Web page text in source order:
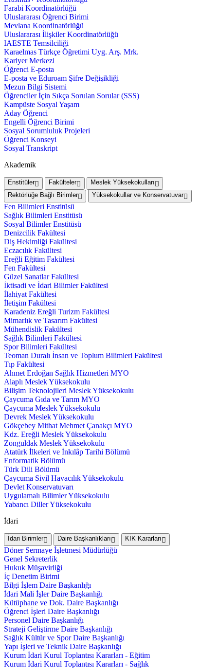
Farabi Koordinatörlüğü
Uluslararası Öğrenci Birimi
Mevlana Koordinatörlüğü
Uluslararası İlişkiler Koordinatörlüğü
IAESTE Temsilciliği
Karaelmas Türkçe Öğretimi Uyg. Arş. Mrk.
Kariyer Merkezi
Öğrenci E-posta
E-posta ve Eduroam Şifre Değişikliği
Mezun Bilgi Sistemi
Öğrenciler İçin Sıkça Sorulan Sorular (SSS)
Kampüste Sosyal Yaşam
Aday Öğrenci
Engelli Öğrenci Birimi
Sosyal Sorumluluk Projeleri
Öğrenci Konseyi
Sosyal Transkript
Akademik
Enstitüler Fakülteler
Meslek Yüksekokulları
Rektörlüğe Bağlı Birimler
Yüksekokullar ve Konservatuvar
Fen Bilimleri Enstitüsü
Sağlık Bilimleri Enstitüsü
Sosyal Bilimler Enstitüsü
Denizcilik Fakültesi
Diş Hekimliği Fakültesi
Eczacılık Fakültesi
Ereğli Eğitim Fakültesi
Fen Fakültesi
Güzel Sanatlar Fakültesi
İktisadi ve İdari Bilimler Fakültesi
İlahiyat Fakültesi
İletişim Fakültesi
Karadeniz Ereğli Turizm Fakültesi
Mimarlık ve Tasarım Fakültesi
Mühendislik Fakültesi
Sağlık Bilimleri Fakültesi
Spor Bilimleri Fakültesi
Teoman Duralı İnsan ve Toplum Bilimleri Fakültesi
Tıp Fakültesi
Ahmet Erdoğan Sağlık Hizmetleri MYO
Alaplı Meslek Yüksekokulu
Bilişim Teknolojileri Meslek Yüksekokulu
Çaycuma Gıda ve Tarım MYO
Çaycuma Meslek Yüksekokulu
Devrek Meslek Yüksekokulu
Gökçebey Mithat Mehmet Çanakçı MYO
Kdz. Ereğli Meslek Yüksekokulu
Zonguldak Meslek Yüksekokulu
Atatürk İlkeleri ve İnkılâp Tarihi Bölümü
Enformatik Bölümü
Türk Dili Bölümü
Çaycuma Sivil Havacılık Yüksekokulu
Devlet Konservatuvarı
Uygulamalı Bilimler Yüksekokulu
Yabancı Diller Yüksekokulu
İdari
İdari Birimler Daire Başkanlıkları KİK Kararları
Döner Sermaye İşletmesi Müdürlüğü
Genel Sekreterlik
Hukuk Müşavirliği
İç Denetim Birimi
Bilgi İşlem Daire Başkanlığı
İdari Mali İşler Daire Başkanlığı
Kütüphane ve Dok. Daire Başkanlığı
Öğrenci İşleri Daire Başkanlığı
Personel Daire Başkanlığı
Strateji Geliştirme Daire Başkanlığı
Sağlık Kültür ve Spor Daire Başkanlığı
Yapı İşleri ve Teknik Daire Başkanlığı
Kurum İdari Kurul Toplantısı Kararları - Eğitim
Kurum İdari Kurul Toplantısı Kararları - Sağlık